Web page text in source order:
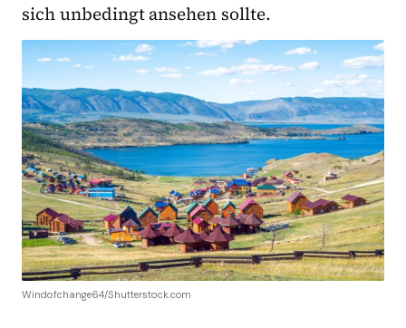
sich unbedingt ansehen sollte.
Windofchange64/Shutterstock.com